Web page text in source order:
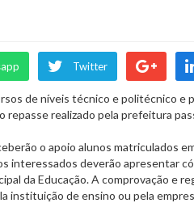
Twitter
de níveis técnico e politécnico e
repasse realizado pela prefeitura
o apoio alunos matriculados
interessados deverão apresentar
da Educação. A comprovação e
instituição de ensino ou pela